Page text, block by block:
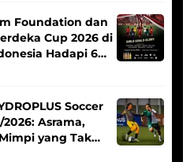
Foundation dan
Cup 2026 di
Hadapi 6
Soccer
Asrama,
yang Tak